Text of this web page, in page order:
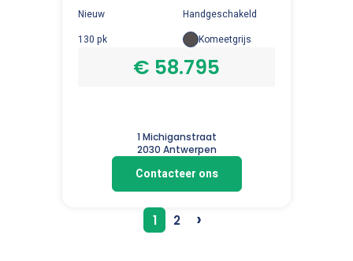
Nieuw
Handgeschakeld
130 pk
Komeetgrijs
€ 58.795
1 Michiganstraat
2030 Antwerpen
Contacteer ons
1 2 ›